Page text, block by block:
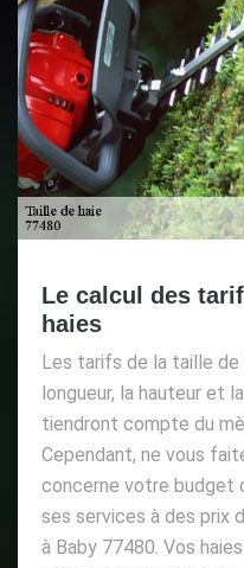
Le calcul des
haies
Les tarifs de la taille
longueur, la hauteur et
tiendront compte du
Cependant, ne vous
concerne votre budget
ses services à des prix
à Baby 77480. Vos